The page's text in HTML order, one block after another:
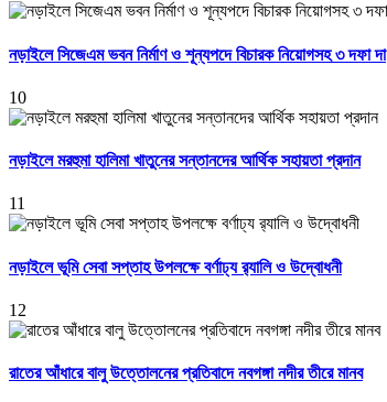
নড়াইলে সিজেএম ভবন নির্মাণ ও শূন্যপদে বিচারক নিয়োগসহ ৩ দফা দা
10
নড়াইলে মরহুমা হালিমা খাতুনের সন্তানদের আর্থিক সহায়তা প্রদান
11
নড়াইলে ভূমি সেবা সপ্তাহ উপলক্ষে বর্ণাঢ্য র‌্যালি ও উদ্বোধনী
12
রাতের আঁধারে বালু উত্তোলনের প্রতিবাদে নবগঙ্গা নদীর তীরে মানব